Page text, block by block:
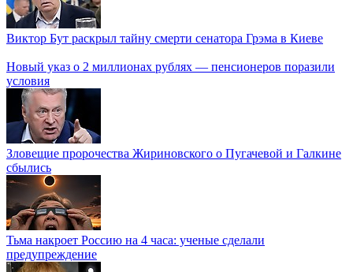
Виктор Бут раскрыл тайну смерти сенатора Грэма в Киеве
Новый указ о 2 миллионах рублях — пенсионеров поразили
условия
Зловещие пророчества Жириновского о Пугачевой и Галкине
сбылись
Тьма накроет Россию на 4 часа: ученые сделали
предупреждение